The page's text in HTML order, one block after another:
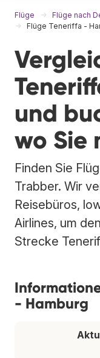
Flüge Flüge nach
Flüge Teneriffa -
und
wo Sie
Finden Sie
Trabber. Wir
Reisebüros,
Airlines, um
Strecke
- Hamburg